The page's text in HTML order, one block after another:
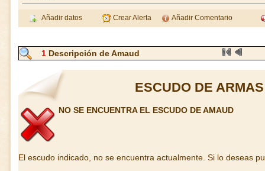
Añadir datos Crear Alerta Añadir Comentario
1 Descripción de Amaud
ESCUDO DE
NO SE ENCUENTRA EL ESCUDO DE AMAUD
El escudo indicado, no se encuentra actualmente. Si lo deseas